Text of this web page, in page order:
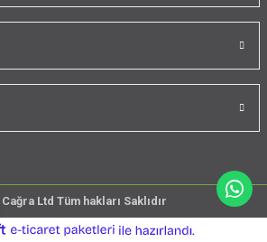
Cağra Ltd Tüm hakları Saklıdır
ideasoft
e-